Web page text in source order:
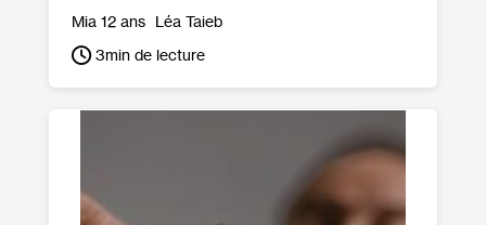
Mia 12 ans
Léa Taieb
3min de lecture